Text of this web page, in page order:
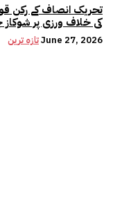
تحریک انصاف کے رکن
کی خلاف ورزی پر شوکاز
تازہ ترینJune 27, 2026